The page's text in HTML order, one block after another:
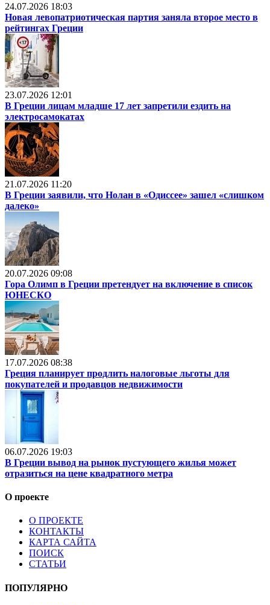
24.07.2026 18:03
Новая левопатриотическая партия заняла второе место в
рейтингах Греции
23.07.2026 12:01
В Греции лицам младше 17 лет запретили ездить на
электросамокатах
21.07.2026 11:20
В Греции заявили, что Нолан в «Одиссее» зашел «слишком
далеко»
20.07.2026 09:08
Гора Олимп в Греции претендует на включение в список
ЮНЕСКО
17.07.2026 08:38
Греция планирует продлить налоговые льготы для
покупателей и продавцов недвижимости
06.07.2026 19:03
В Греции вывод на рынок пустующего жилья может
отразиться на цене квадратного метра
О проекте
О ПРОЕКТЕ
КОНТАКТЫ
КАРТА САЙТА
ПОИСК
СТАТЬИ
ПОПУЛЯРНО